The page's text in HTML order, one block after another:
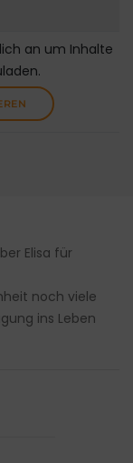
an um Inhalte
Elisa für
noch viele
ins Leben